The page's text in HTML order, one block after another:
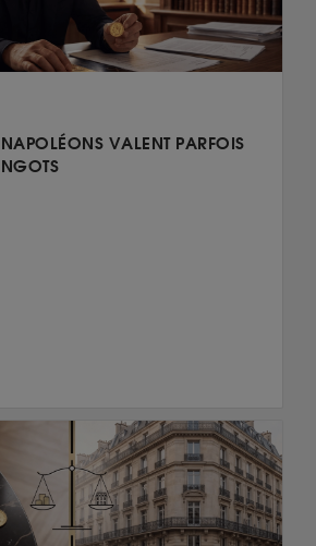
VALENT PARFOIS